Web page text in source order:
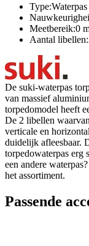
Type:Waterpas
Meetbereik:0
Aantal
De suki-waterpas
van massief
torpedomodel heeft
De 2 libellen
verticale en
duidelijk afleesbaar.
torpedowaterpas erg
een andere
het assortiment.
Passende